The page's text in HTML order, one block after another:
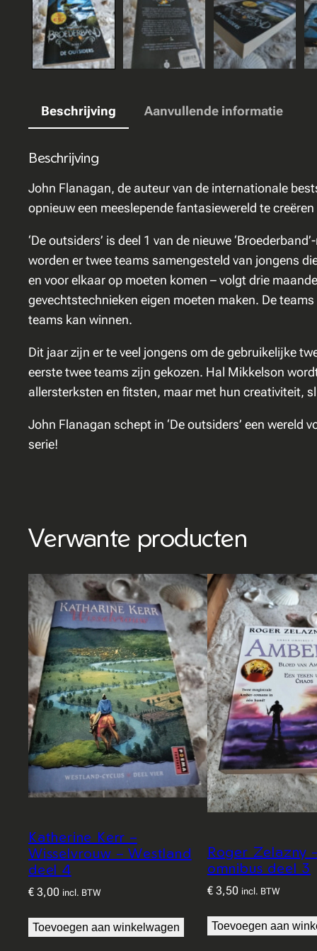
Beschrijving Aanvullende informatie
Beschrijving
John Flanagan, de auteur van de internationale
opnieuw een meeslepende fantasiewereld te
‘De outsiders’ is deel 1 van de nieuwe
worden er twee teams samengesteld van jongens
en voor elkaar op moeten komen – volgt drie
gevechtstechnieken eigen moeten maken. De
teams kan winnen.
Dit jaar zijn er te veel jongens om de gebruikelijke
eerste twee teams zijn gekozen. Hal Mikkelson
allersterksten en fitsten, maar met hun creativiteit,
John Flanagan schept in ‘De outsiders’ een wereld
serie!
Verwante producten
Katherine Kerr –
Wisselvrouw – Westland
deel 4
€ 3,00 incl. BTW
Toevoegen aan winkelwagen
Roger Zelazny
omnibus deel 3
€3,50 incl. BTW
Toevoegen aan